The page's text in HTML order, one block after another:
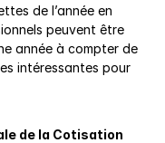
de l’année en
peuvent être
année à compter de
intéressantes pour
de la Cotisation